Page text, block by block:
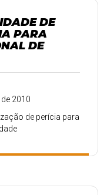
DE
PARA
DE
2010
de perícia para